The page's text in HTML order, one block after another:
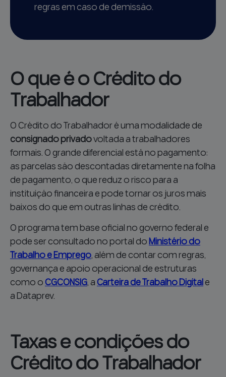
regras em caso de demissão.
O que é o Crédito do
Trabalhador
O Crédito do Trabalhador é uma modalidade de
consignado privadovoltada a trabalhadores
formais. O grande diferencial está no pagamento:
as parcelas são descontadas diretamente na folha
de pagamento, o que reduz o risco para a
instituição financeira e pode tornar os juros mais
baixos do que em outras linhas de crédito.
O programa tem base oficial no governo federal e
pode ser consultado no portal doMinistério do
Trabalho e Emprego, além de contar com regras,
governança e apoio operacional de estruturas
como oCGCONSIG, aCarteira de Trabalho Digitale
a Dataprev.
Taxas e condições do
Crédito do Trabalhador